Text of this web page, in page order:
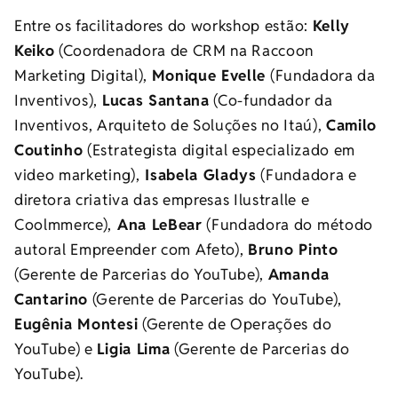
Entre os facilitadores do workshop estão: Kelly
Keiko (Coordenadora de CRM na Raccoon
Marketing Digital), Monique Evelle (Fundadora da
Inventivos), Lucas Santana (Co-fundador da
Inventivos, Arquiteto de Soluções no Itaú), Camilo
Coutinho (Estrategista digital especializado em
video marketing), Isabela Gladys (Fundadora e
diretora criativa das empresas Ilustralle e
Coolmmerce), Ana LeBear (Fundadora do método
autoral Empreender com Afeto), Bruno Pinto
(Gerente de Parcerias do YouTube), Amanda
Cantarino (Gerente de Parcerias do YouTube),
Eugênia Montesi (Gerente de Operações do
YouTube) e Ligia Lima (Gerente de Parcerias do
YouTube).